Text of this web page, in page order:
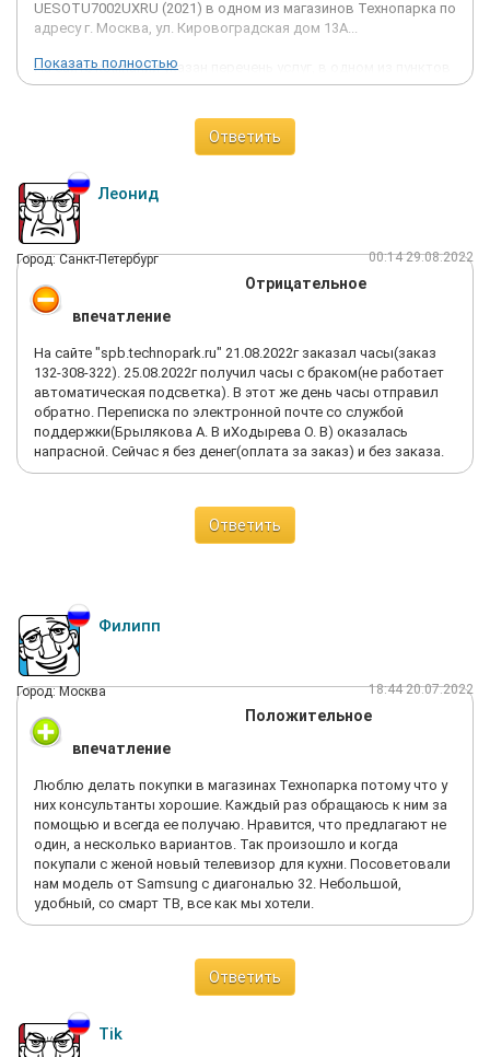
UESOTU7002UXRU (2021) в одном из магазинов Технопарка по
адресу г. Москва, ул. Кировоградская дом 13A...
На сайте компании указан перечень услуг, в одном из пунктов
услуг включен список работ, а именно : распаковка,
телевизора мастером - установщиком.
В договоре купли - продаже и приложении к договору моей
подписи о том, что я не имею претензий к внешнему виду и
согласен с о надлежащим качеством товара, по отсутствию
претензий с моей стороны по качеству изображения экрана
отсутствует.
3 октября отдел доставки доставил телевизор с заносом в
квартиру. Коробка была и остается целой.
При доставки коробка не вскрывалась, акт о передаче
товара не составлялся и то, что я не имею претензий к
внешнему виду и работе телевизора не подписывалось.
На следующий день, а именно 04 октября пришел мастер -
установщик от компании Технопарк. Мастер вскрыл коробку,
Мастер сразу оформил акт технического состояния в
котором были указаны дефекты.
составляет 45 440 рублей).
У меня сложилось такое впечатление, что Директор сетей
магазинов Технопарк не в курсе, что творят его подчиненные
тем самым портя репутацию такого гиганта по продажам
бытовой техники и электроники как Технопарк, впаривая
бракованный товар или таким способом перекладывая свои
косяки на покупателя.
Показать полностью
Ответить
Леонид
Город: Санкт-Петербург 00:14 29.08.2022
Отрицательное
впечатление
На сайте "spb.technopark.ru" 21.08.2022г заказал часы(заказ
132-308-322). 25.08.2022г получил часы с браком(не работает
автоматическая подсветка). В этот же день часы отправил
обратно. Переписка по электронной почте со службой
поддержки(Брылякова А. В иХодырева О. В) оказалась
напрасной. Сейчас я без денег(оплата за заказ) и без заказа.
Ответить
Филипп
Город: Москва 18:44 20.07.2022
Положительное
впечатление
Люблю делать покупки в магазинах Технопарка потому что у
них консультанты хорошие. Каждый раз обращаюсь к ним за
помощью и всегда ее получаю. Нравится, что предлагают не
один, а несколько вариантов. Так произошло и когда
покупали с женой новый телевизор для кухни. Посоветовали
нам модель от Samsung с диагональю 32. Небольшой,
удобный, со смарт ТВ, все как мы хотели.
Ответить
Tik